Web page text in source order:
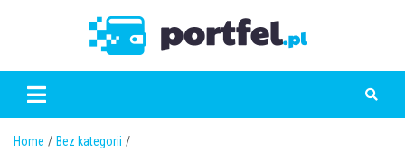
Home
Bez kategorii